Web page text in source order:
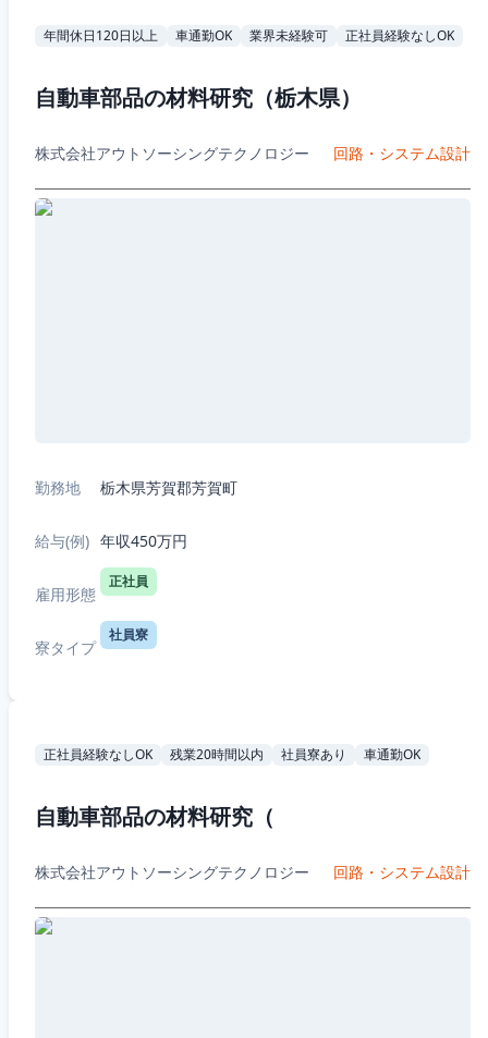
年間休日120日以上 車通勤OK 業界未経験可 正社員経験なしOK
自動車部品の材料研究（栃木県）
株式会社アウトソーシングテクノロジー 回路・システム設計
勤務地 栃木県芳賀郡芳賀町
給与(例) 年収450万円
雇用形態
正社員
寮タイプ
社員寮
正社員経験なしOK 残業20時間以内 社員寮あり 車通勤OK
自動車部品の材料研究（
株式会社アウトソーシングテクノロジー 回路・システム設計